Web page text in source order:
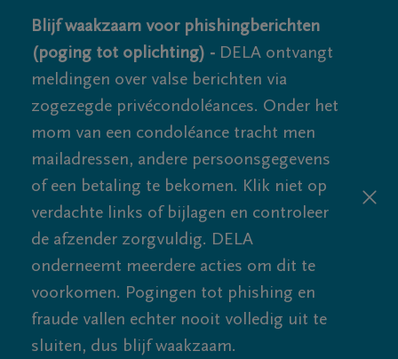
Blijf waakzaam voor phishingberichten
(poging tot oplichting) - DELA ontvangt
meldingen over valse berichten via
zogezegde privécondoléances. Onder het
mom van een condoléance tracht men
mailadressen, andere persoonsgegevens
of een betaling te bekomen. Klik niet op
verdachte links of bijlagen en controleer
de afzender zorgvuldig. DELA
onderneemt meerdere acties om dit te
voorkomen. Pogingen tot phishing en
fraude vallen echter nooit volledig uit te
sluiten, dus blijf waakzaam.